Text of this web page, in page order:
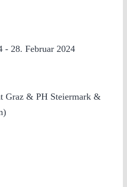
- 28. Februar 2024
Graz & PH Steiermark &